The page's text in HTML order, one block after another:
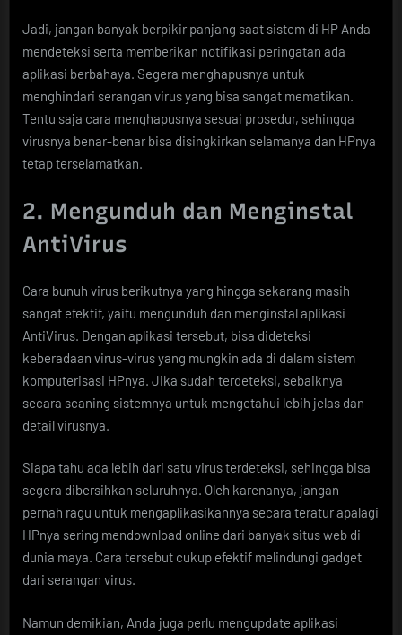
Jadi, jangan banyak berpikir panjang saat sistem di HP Anda
mendeteksi serta memberikan notifikasi peringatan ada
aplikasi berbahaya. Segera menghapusnya untuk
menghindari serangan virus yang bisa sangat mematikan.
Tentu saja cara menghapusnya sesuai prosedur, sehingga
virusnya benar-benar bisa disingkirkan selamanya dan HPnya
tetap terselamatkan.
2. Mengunduh dan Menginstal
AntiVirus
Cara bunuh virus berikutnya yang hingga sekarang masih
sangat efektif, yaitu mengunduh dan menginstal aplikasi
AntiVirus. Dengan aplikasi tersebut, bisa dideteksi
keberadaan virus-virus yang mungkin ada di dalam sistem
komputerisasi HPnya. Jika sudah terdeteksi, sebaiknya
secara scaning sistemnya untuk mengetahui lebih jelas dan
detail virusnya.
Siapa tahu ada lebih dari satu virus terdeteksi, sehingga bisa
segera dibersihkan seluruhnya. Oleh karenanya, jangan
pernah ragu untuk mengaplikasikannya secara teratur apalagi
HPnya sering mendownload online dari banyak situs web di
dunia maya. Cara tersebut cukup efektif melindungi gadget
dari serangan virus.
Namun demikian, Anda juga perlu mengupdate aplikasi